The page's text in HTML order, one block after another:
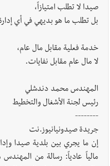
صيدا لا تطلب امتيازاً،
بل تطلب ما هو بديهي في أي
خدمة فعلية مقابل مال عام،
لا مال عام مقابل نفايات.
المهندس محمد دندشلي
رئيس لجنة الأشغال والتخطيط
--------
جريدة صيدونيانيوز.نت
مالياً عادياً: رسالة من